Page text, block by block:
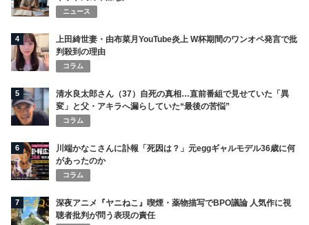
ニュース
4
上田綺世妻・由布菜月YouTube炎上 W杯期間のワンオペ発言で批
判殺到の理由
コラム
5
清水良太郎さん（37）自死の真相…直前番組で見せていた「異
変」と父・アキラへ漏らしていた“最後の苦悩”
コラム
6
川端かなこさんに訃報「死因は？」元eggギャルモデル36歳に何
があったのか
コラム
7
深夜アニメ『ヤニねこ』喫煙・薬物描写でBPO議論 人気作に視
聴者批判が問う表現の責任